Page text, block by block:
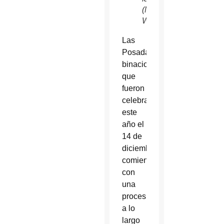
(Nancy
Wiechec/CNS)
Las
Posadas
binacionales,
que
fueron
celebrados
este
año el
14 de
diciembre,
comienzan
con
una
procesión
a lo
largo